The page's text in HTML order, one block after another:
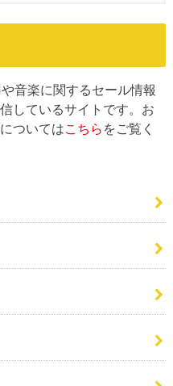
音楽に関するセール情報
しているサイトです。お